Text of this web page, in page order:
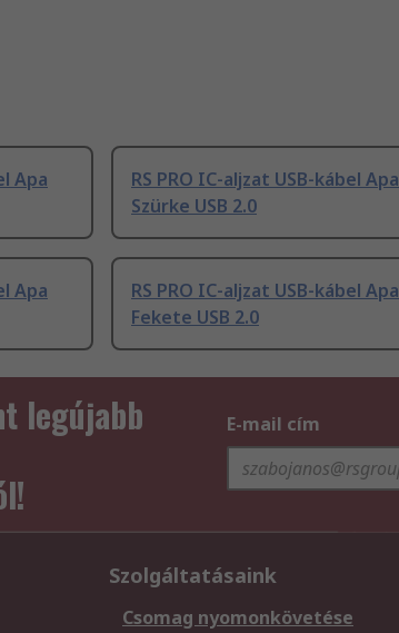
Apa
RS PRO IC-aljzat USB-kábel Apa
Szürke USB 2.0
Apa
RS PRO IC-aljzat USB-kábel Apa
Fekete USB 2.0
legújabb
E-mail cím
Szolgáltatásaink
Csomag nyomonkövetése